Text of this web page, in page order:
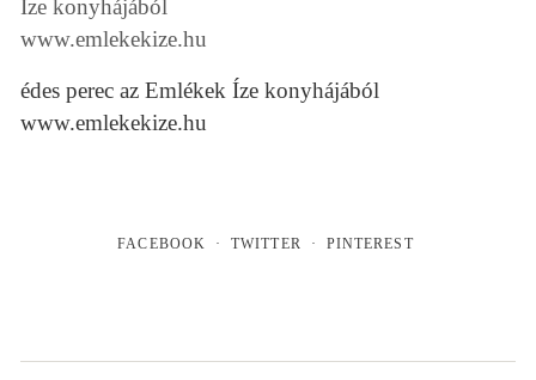
édes perec az Emlékek Íze konyhájából
www.emlekekize.hu
FACEBOOK TWITTER PINTEREST